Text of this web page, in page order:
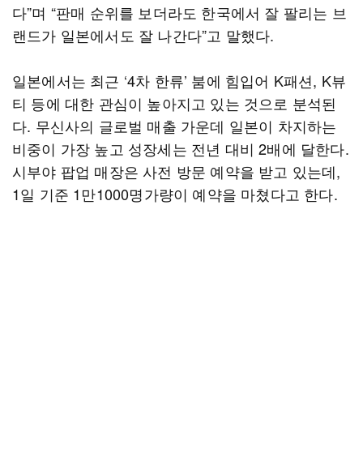
다”며 “판매 순위를 보더라도 한국에서 잘 팔리는 브
랜드가 일본에서도 잘 나간다”고 말했다.
일본에서는 최근 ‘4차 한류’ 붐에 힘입어 K패션, K뷰
티 등에 대한 관심이 높아지고 있는 것으로 분석된
다. 무신사의 글로벌 매출 가운데 일본이 차지하는
비중이 가장 높고 성장세는 전년 대비 2배에 달한다.
시부야 팝업 매장은 사전 방문 예약을 받고 있는데,
1일 기준 1만1000명가량이 예약을 마쳤다고 한다.